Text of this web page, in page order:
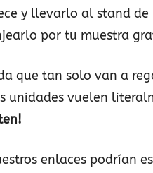
y llevarlo al stand de
por tu muestra
que tan solo van a
unidades vuelen
enlaces podrían